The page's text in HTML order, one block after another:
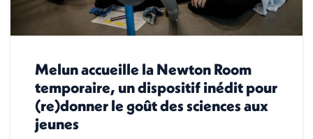
Melun accueille la Newton Room
temporaire, un dispositif inédit pour
(re)donner le goût des sciences aux
jeunes